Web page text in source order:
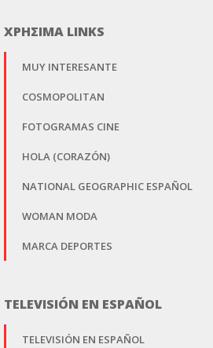
ΧΡΗΣΙΜΑ LINKS
MUY INTERESANTE
COSMOPOLITAN
FOTOGRAMAS CINE
HOLA (CORAZÓN)
NATIONAL GEOGRAPHIC ESPAÑOL
WOMAN MODA
MARCA DEPORTES
TELEVISIÓN EN ESPAÑOL
TELEVISIÓN EN ESPAÑOL